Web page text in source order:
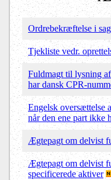
Ordrebekræftelse i
Tjekliste vedr.
Fuldmagt til lysning
har dansk CPR-
Engelsk oversættelse
når den ene part ikke
Ægtepagt om delvist
Ægtepagt om delvist
specificerede aktiver